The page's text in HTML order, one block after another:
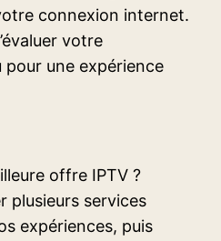
connexion internet.
votre
une expérience
offre IPTV ?
plusieurs services
expériences, puis